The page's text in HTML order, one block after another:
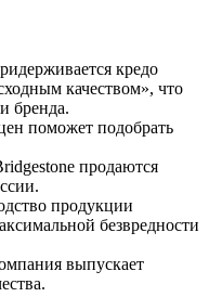
кредо
качеством», что
бренда.
поможет подобрать
продаются
продукции
безвредности
выпускает